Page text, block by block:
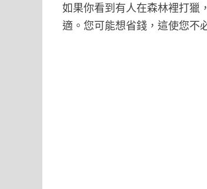
如果你看到有人在森林裡打獵
適。您可能想省錢，這使您不